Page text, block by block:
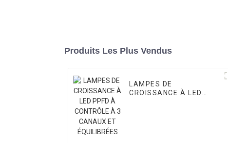
Produits Les Plus Vendus
LAMPES DE
CROISSANCE À LED